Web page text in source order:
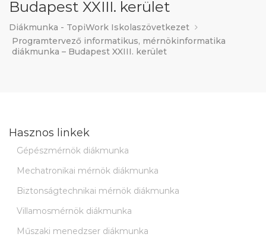
Budapest XXIII. kerület
Diákmunka - TopiWork Iskolaszövetkezet
Programtervező informatikus, mérnökinformatika
diákmunka – Budapest XXIII. kerület
Hasznos linkek
Gépészmérnök diákmunka
Mechatronikai mérnök diákmunka
Biztonságtechnikai mérnök diákmunka
Villamosmérnök diákmunka
Műszaki menedzser diákmunka